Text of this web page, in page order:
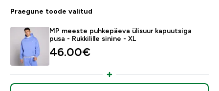
Praegune toode valitud
MP meeste puhkepäeva ülisuur kapuutsiga
pusa - Rukkilille sinine - XL
46.00€‎